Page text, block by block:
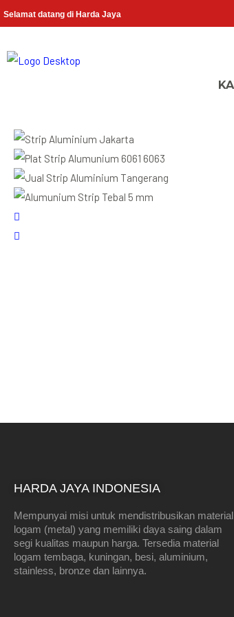
Selamat datang di Harda Jaya
HARDA JAYA INDONESIA
Mempunyai misi untuk mendistribusikan material
logam (metal) yang memiliki daya saing dalam
segi kualitas maupun harga. Tersedia material
logam tembaga, kuningan, besi, aluminium,
stainless, bronze dan lainnya.